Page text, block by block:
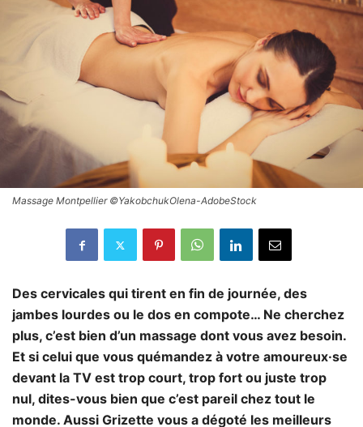
Massage Montpellier ©YakobchukOlena-AdobeStock
Des cervicales qui tirent en fin de journée, des
jambes lourdes ou le dos en compote… Ne cherchez
plus, c’est bien d’un massage dont vous avez besoin.
Et si celui que vous quémandez à votre amoureux·se
devant la TV est trop court, trop fort ou juste trop
nul, dites-vous bien que c’est pareil chez tout le
monde. Aussi Grizette vous a dégoté les meilleurs